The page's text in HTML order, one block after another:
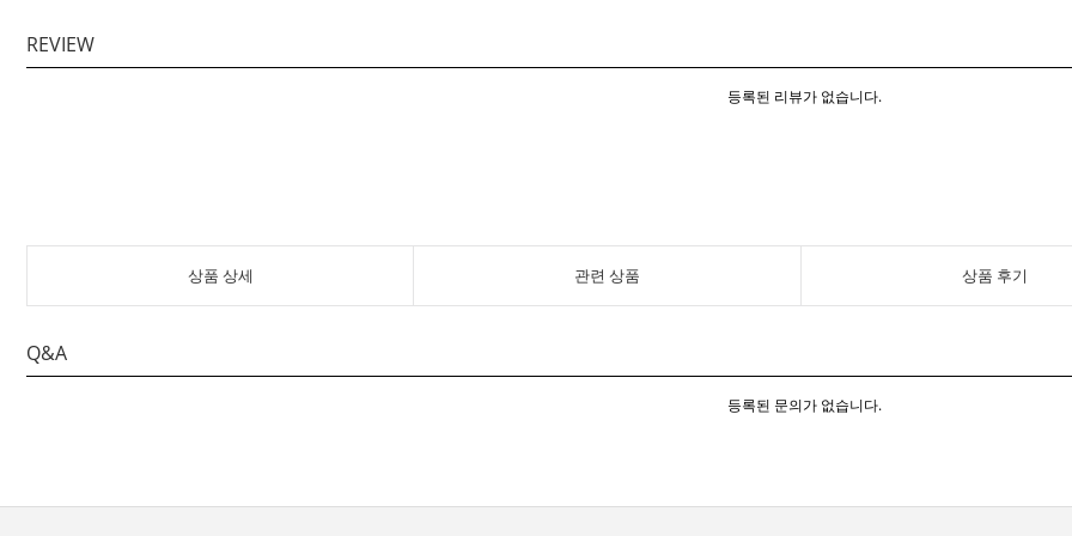
REVIEW
등록된 리뷰가 없습니다.
상품 상세 관련 상품 상품 후기
Q&A
등록된 문의가 없습니다.